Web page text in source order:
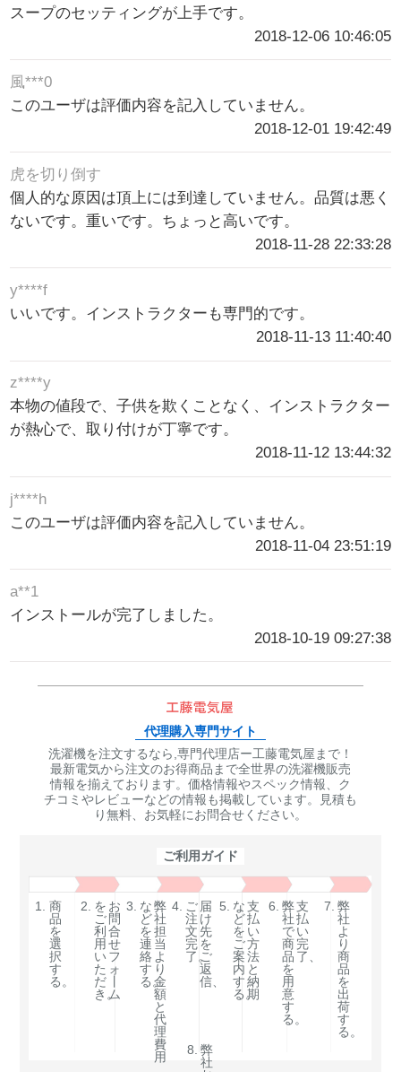
スープのセッティングが上手です。
2018-12-06 10:46:05
風***0
このユーザは評価内容を記入していません。
2018-12-01 19:42:49
虎を切り倒す
個人的な原因は頂上には到達していません。品質は悪く
ないです。重いです。ちょっと高いです。
2018-11-28 22:33:28
y****f
いいです。インストラクターも専門的です。
2018-11-13 11:40:40
z****y
本物の値段で、子供を欺くことなく、インストラクター
が熱心で、取り付けが丁寧です。
2018-11-12 13:44:32
j****h
このユーザは評価内容を記入していません。
2018-11-04 23:51:19
a**1
インストールが完了しました。
2018-10-19 09:27:38
代理購入専門サイト
洗濯機を注文するなら,専門代理店ー工藤電気屋まで！
最新電気から注文のお得商品まで全世界の洗濯機販売
情報を揃えております。価格情報やスペック情報、ク
チコミやレビューなどの情報も掲載しています。見積も
り無料、お気軽にお問合せください。
ご利用ガイド
1.
商
品
を
選
択
す
る。
2. を
ご
利
用
い
た
だ
き。
お
問
合
せ
フ
ォ
ム
3. な
ど
を
連
絡
す
る。
弊
社
担
当
よ
り
金
額
と
代
理
費
用
4. ご
注
文
完
了。
届
け
先
を
ご
返
信、
5. な
ど
を
ご
案
内
す
る。
支
払
い
方
法
と
納
期
6. 弊
社
で
商
品
を
用
意
す
る。
支
払
い
完
了、
7. 弊
社
よ
り
商
品
を
出
荷
す
る。
8. 弊
社